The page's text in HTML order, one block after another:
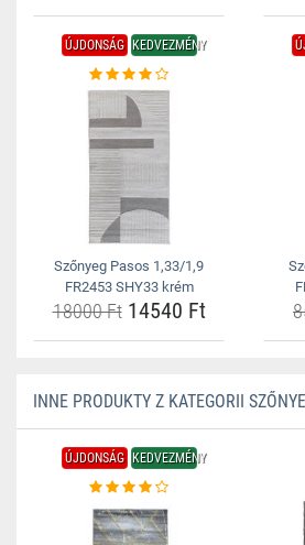
ÚJDONSÁG KEDVEZMÉNY
Szőnyeg Pasos 1,33/1,9
FR2453 SHY33 krém
18000 Ft14540 Ft
INNE PRODUKTY Z KATEGORII
ÚJDONSÁG KEDVEZMÉNY